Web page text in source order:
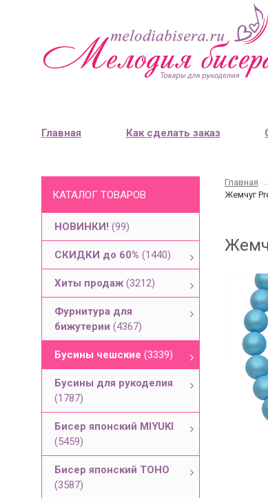
Главная Как сделать заказ
КАТАЛОГ ТОВАРОВ
НОВИНКИ! (99)
СКИДКИ до 60% (1440)
Хиты продаж (3212)
Фурнитура для
бижутерии (4367)
Бусины чешские (3339)
Бусины для рукоделия
(1787)
Бисер японский MIYUKI
(5459)
Бисер японский TOHO
(3587)
Главная
Жемчуг